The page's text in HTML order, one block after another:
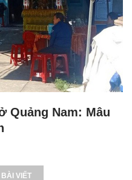
Quảng Nam: Mâu
BÀI VIẾT